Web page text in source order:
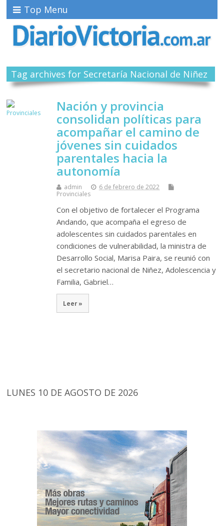
Top Menu
Tag archives for Secretaría Nacional de Niñez
Nación y provincia
consolidan políticas para
acompañar el camino de
jóvenes sin cuidados
parentales hacia la
autonomía
admin
6 de febrero de 2022
Provinciales
Con el objetivo de fortalecer el Programa
Andando, que acompaña el egreso de
adolescentes sin cuidados parentales en
condiciones de vulnerabilidad, la ministra de
Desarrollo Social, Marisa Paira, se reunió con
el secretario nacional de Niñez, Adolescencia y
Familia, Gabriel…
Leer »
LUNES 10 DE AGOSTO DE 2026